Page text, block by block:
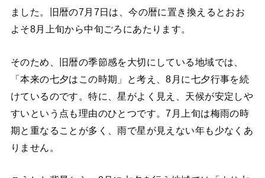
ました。旧暦の7月7日は、今の暦に置き換えるとおお
よそ8月上旬から中旬ごろにあたります。
そのため、旧暦の季節感を大切にしている地域では、
「本来の七夕はこの時期」と考え、8月に七夕行事を続
けているのです。特に、星がよく見え、天候が安定しや
すいという点も理由のひとつです。7月上旬は梅雨の時
期と重なることが多く、雨で星が見えない年も少なくあ
りません。